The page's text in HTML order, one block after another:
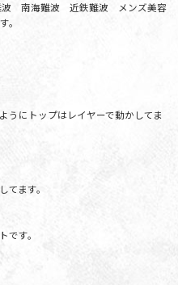
南海難波 近鉄難波 メンズ美容
うにトップはレイヤーで動かしてま
ます。
です。